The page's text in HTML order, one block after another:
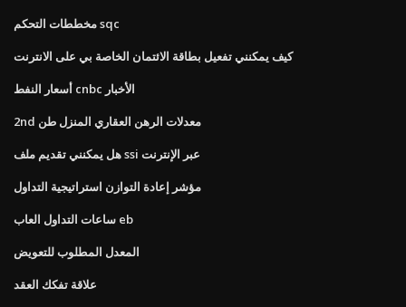
مخططات التحكم sqc
كيف يمكنني تفعيل بطاقة الائتمان الخاصة بي على الانترنت
أسعار النفط cnbc الأخبار
2nd معدلات الرهن العقاري المنزل طن
هل يمكنني تقديم ملف ssi عبر الإنترنت
مؤشر إعادة التوازن استراتيجية التداول
ساعات التداول العاب eb
المعدل المطلوب للتعويض
علاقة تفكك العقد